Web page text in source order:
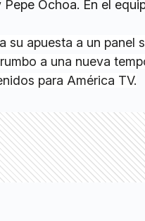
Ochoa. En el
su apuesta a un panel
a una nueva
para América TV.